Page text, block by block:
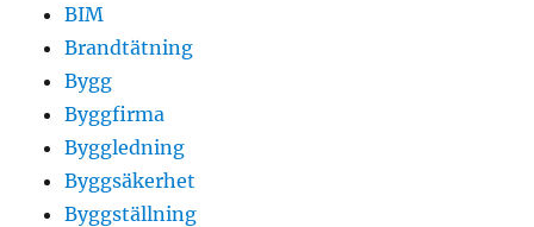
BIM
Brandtätning
Bygg
Byggfirma
Byggledning
Byggsäkerhet
Byggställning